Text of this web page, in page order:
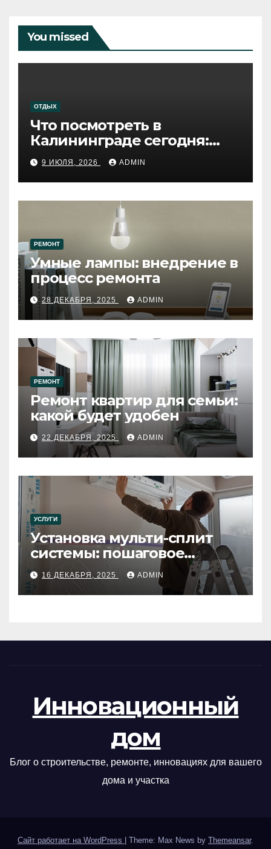
You missed
ОТДЫХ
Что посмотреть в
Калининграде сегодня:
путеводитель по самому
западному городу России
9 ИЮЛЯ, 2026 ADMIN
РЕМОНТ
Умные лампы: внедрение в
процесс ремонта
28 ДЕКАБРЯ, 2025 ADMIN
РЕМОНТ
Ремонт квартир для семьи:
какой будет удобен
22 ДЕКАБРЯ, 2025 ADMIN
УСЛУГИ
Установка мульти-сплит
системы: пошаговое
руководство
16 ДЕКАБРЯ, 2025 ADMIN
Инновационный
дом
Блог о строительстве, ремонте, инновациях для вашего
дома и участка
Сайт работает на WordPress Theme: Max News by Themeansar.